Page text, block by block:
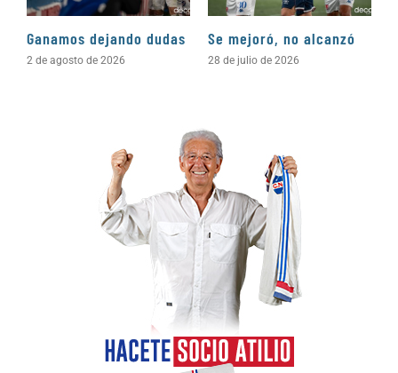
Ganamos dejando dudas
2 de agosto de 2026
Se mejoró, no alcanzó
28 de julio de 2026